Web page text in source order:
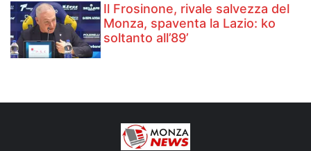
Il Frosinone, rivale salvezza del
Monza, spaventa la Lazio: ko
soltanto all’89’